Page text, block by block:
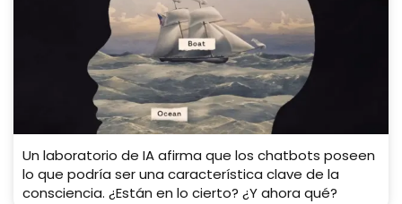
Un laboratorio de IA afirma que los chatbots poseen
lo que podría ser una característica clave de la
consciencia. ¿Están en lo cierto? ¿Y ahora qué?